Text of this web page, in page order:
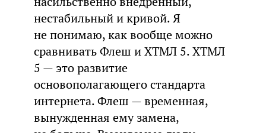
нестабильный и кривой. Я
не понимаю, как вообще можно
сравнивать Флеш и ХТМЛ 5. ХТМЛ
5 — это развитие
основополагающего стандарта
интернета. Флеш — временная,
вынужденная ему замена,